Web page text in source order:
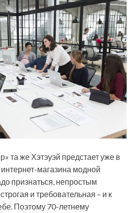
та же Хэтэуэй предстает уже в
магазина модной
признаться, непростым
и требовательная – и к
Поэтому 70-летнему